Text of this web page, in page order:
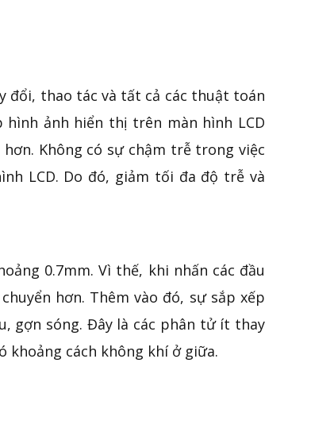
đổi, thao tác và tất cả các thuật toán
hình ảnh hiển thị trên màn hình LCD
Không có sự chậm trễ trong việc
LCD. Do đó, giảm tối đa độ trễ và
0.7mm. Vì thế, khi nhấn các đầu
hơn. Thêm vào đó, sự sắp xếp
gợn sóng. Đây là các phân tử ít thay
cách không khí ở giữa.